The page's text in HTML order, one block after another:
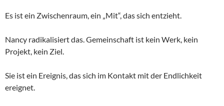
Es ist ein Zwischenraum, ein „Mit“, das sich entzieht.
Nancy radikalisiert das. Gemeinschaft ist kein Werk, kein
Projekt, kein Ziel.
Sie ist ein Ereignis, das sich im Kontakt mit der Endlichkeit
ereignet.